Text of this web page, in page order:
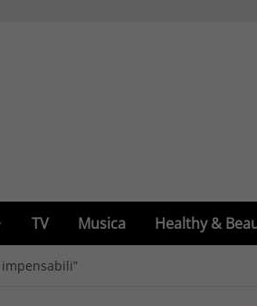
TV Musica Healthy &